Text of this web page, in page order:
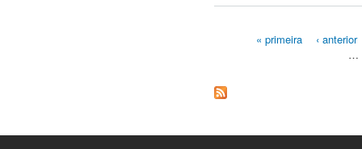
« primeira
‹ anterior
…